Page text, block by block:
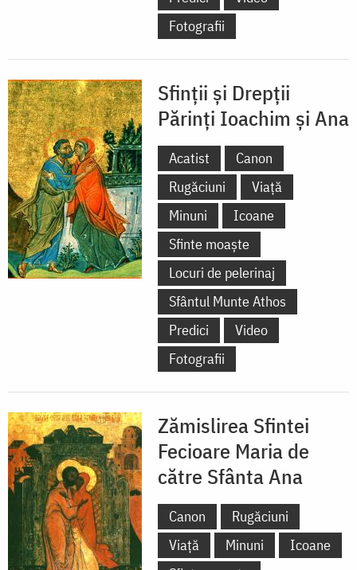
Fotografii
Sfinții și Drepții
Părinți Ioachim și Ana
Acatist
Canon
Rugăciuni
Viață
Minuni
Icoane
Sfinte moaște
Locuri de pelerinaj
Sfântul Munte Athos
Predici
Video
Fotografii
Zămislirea Sfintei
Fecioare Maria de
către Sfânta Ana
Canon
Rugăciuni
Viață
Minuni
Icoane